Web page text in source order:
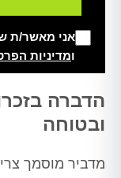
אני מאשר/ת
ומדיניות
הדברה
ובטוחה
מדביר מוסמך